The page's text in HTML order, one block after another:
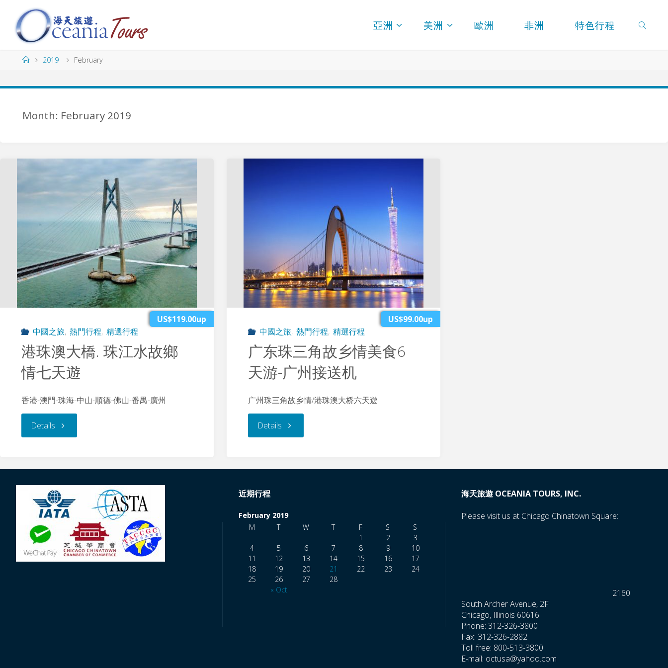
content
O
UR
亞洲 美洲 歐洲 非洲 特色行程
Home2019 February
Month: February 2019
US$119.00up
中國之旅, 熱門行程, 精選行程
港珠澳大橋. 珠江水故鄉
情七天遊
香港-澳門-珠海-中山-順德-佛山-番禺-廣州
Details "港
澳
大
橋.
US$99.00up
中國之旅, 熱門行程, 精選行程
广东珠三角故乡情美食6
天游-广州接送机
广州珠三角故乡情/港珠澳大桥六天遊
Details "广
珠
角
乡
情
近期行程
February 2019
M
T W T F S S
« Oct
1 2
3
4
5 6 7 8 9
10
11
12 13 14 15 16
17
18
19 20 21 22 23
24
25
26 27 28
海天旅遊 OCEANIA TOURS, INC.
Please visit us at Chicago Chinatown Square:
2160
South Archer Avenue, 2F
Chicago, Illinois 60616
Phone: 312-326-3800
Fax: 312-326-2882
Toll free: 800-513-3800
E-mail: octusa@yahoo.com